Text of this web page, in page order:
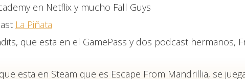
en Netflix y mucho Fall Guys
La Piñata
que esta en el GamePass y dos podcast hermanos,
esta en Steam que es Escape From Mandrillia, se